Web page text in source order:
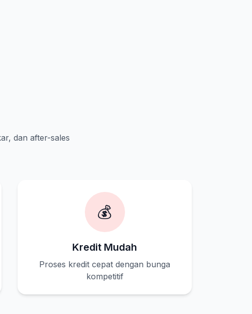
dan after-sales
💰
Kredit Mudah
Proses kredit cepat dengan bunga
kompetitif